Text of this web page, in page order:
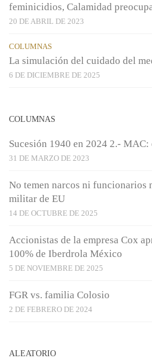
feminicidios, Calamidad
20 DE ABRIL DE 2023
COLUMNAS
La simulación del cuidado del
6 DE DICIEMBRE DE 2025
COLUMNAS
Sucesión 1940 en 2024 2.-
31 DE MARZO DE 2023
No temen narcos ni funcionarios
militar de EU
14 DE OCTUBRE DE 2025
Accionistas de la empresa Cox
100% de Iberdrola México
5 DE NOVIEMBRE DE 2025
FGR vs. familia Colosio
2 DE FEBRERO DE 2024
ALEATORIO